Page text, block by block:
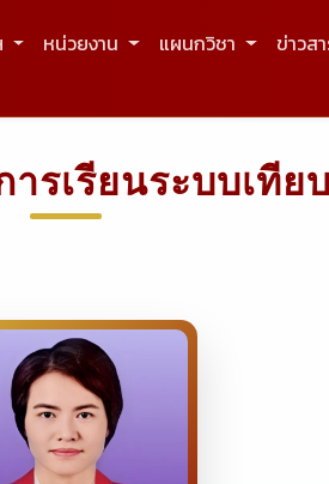
หน่วยงาน แผนกวิชา ข่าวส
รเรียนระบบเทีย